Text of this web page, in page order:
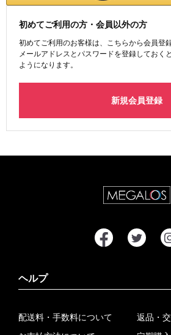
初めてご利用の方・会員以外の方
初めてご利用のお客様は、こちらから会員登
メールアドレスとパスワードを登録しておく
ようになります。
ヘルプ
配送料・手数料について
返品・